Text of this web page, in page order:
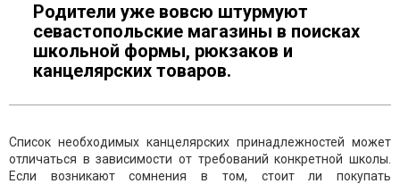
Родители уже вовсю штурмуют
севастопольские магазины в поисках
школьной формы, рюкзаков и
канцелярских товаров.
Список необходимых канцелярских принадлежностей может
отличаться в зависимости от требований конкретной школы.
Если возникают сомнения в том, стоит ли покупать